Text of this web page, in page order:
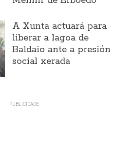
A Xunta actuará para
liberar a lagoa de
Baldaio ante a presión
social xerada